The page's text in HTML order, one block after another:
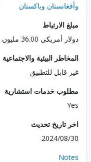
وباكستان
36.00 مليون
البيئية والاجتماعية
للتطبيق
خدمات استشارية
تحديث
2024/